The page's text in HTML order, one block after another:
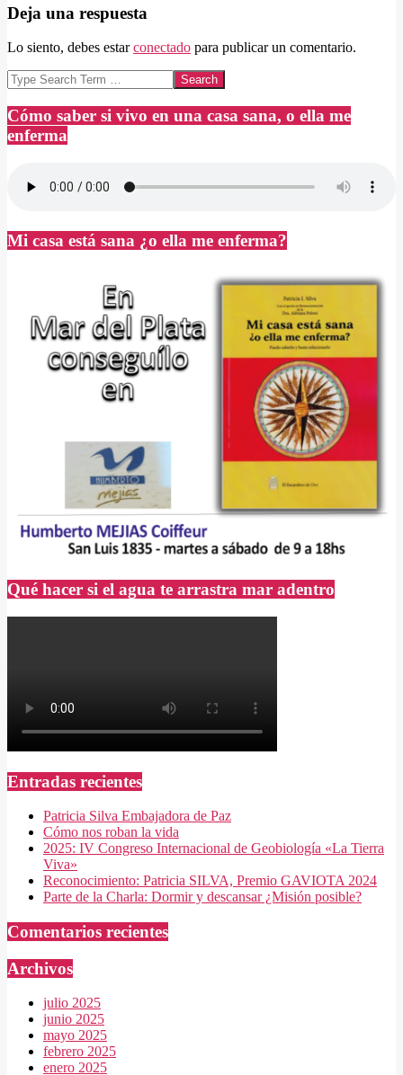
03
Deja una respuesta
Lo siento, debes estarconectado para publicar un comentario.
Search
Cómo saber si vivo en una casa sana, o ella me
enferma
Mi casa está sana ¿o ella me enferma?
Qué hacer si el agua te arrastra mar adentro
Entradas recientes
Patricia Silva Embajadora de Paz
Cómo nos roban la vida
2025: IV Congreso Internacional de Geobiología «La Tierra
Viva»
Reconocimiento: Patricia SILVA, Premio GAVIOTA 2024
Parte de la Charla: Dormir y descansar ¿Misión posible?
Comentarios recientes
Archivos
julio 2025
junio 2025
mayo 2025
febrero 2025
enero 2025